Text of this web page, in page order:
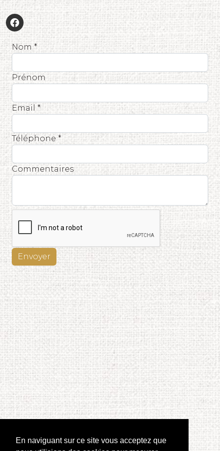
En naviguant sur ce site vous acceptez que
Nom *
Prénom
Email *
Téléphone *
Commentaires
Envoyer